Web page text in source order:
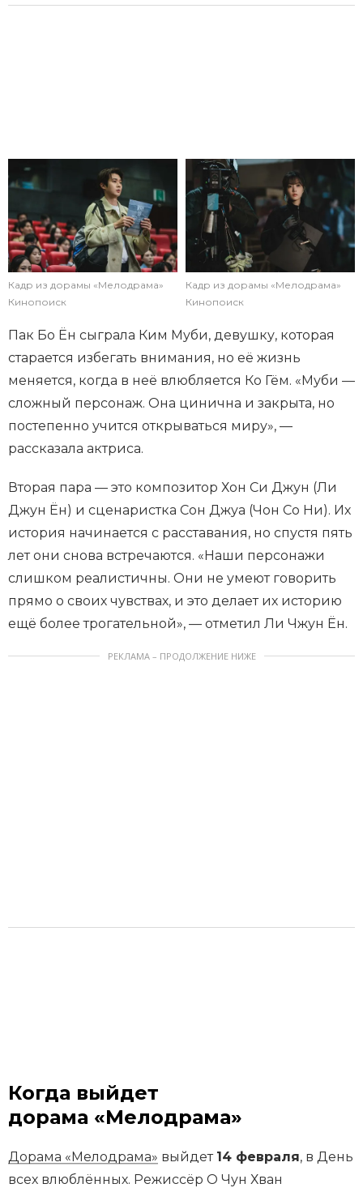
Кадр из дорамы «Мелодрама»
Кинопоиск
Кадр из дорамы «Мелодрама»
Кинопоиск
Пак Бо Ён сыграла Ким Муби, девушку, которая
старается избегать внимания, но её жизнь
меняется, когда в неё влюбляется Ко Гём. «Муби —
сложный персонаж. Она цинична и закрыта, но
постепенно учится открываться миру», —
рассказала актриса.
Вторая пара — это композитор Хон Си Джун (Ли
Джун Ён) и сценаристка Сон Джуа (Чон Со Ни). Их
история начинается с расставания, но спустя пять
лет они снова встречаются. «Наши персонажи
слишком реалистичны. Они не умеют говорить
прямо о своих чувствах, и это делает их историю
ещё более трогательной», — отметил Ли Чжун Ён.
РЕКЛАМА – ПРОДОЛЖЕНИЕ НИЖЕ
Когда выйдет
дорама «Мелодрама»
Дорама «Мелодрама» выйдет 14 февраля, в День
всех влюблённых. Режиссёр О Чун Хван